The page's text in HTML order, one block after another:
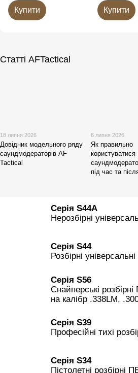
Купити Купити
Статті AFTactical
18 липня 2026
Довідник модельного ряду
саундмодераторів AF
Tactical
6 липня 2026
Як правильно
користуватися
під час та
Серія S44A
Нерозбірні
Серія S44
Розбірні
Серія S56
Снайперські
на калібр .338LM,
Серія S39
Професійні тихі
Серія S34
Пістолетні розбірні